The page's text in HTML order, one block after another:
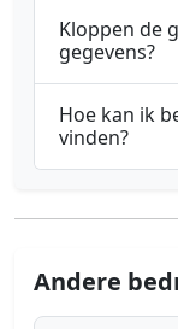
Kloppen de
gegevens?
Hoe kan ik
vinden?
Andere